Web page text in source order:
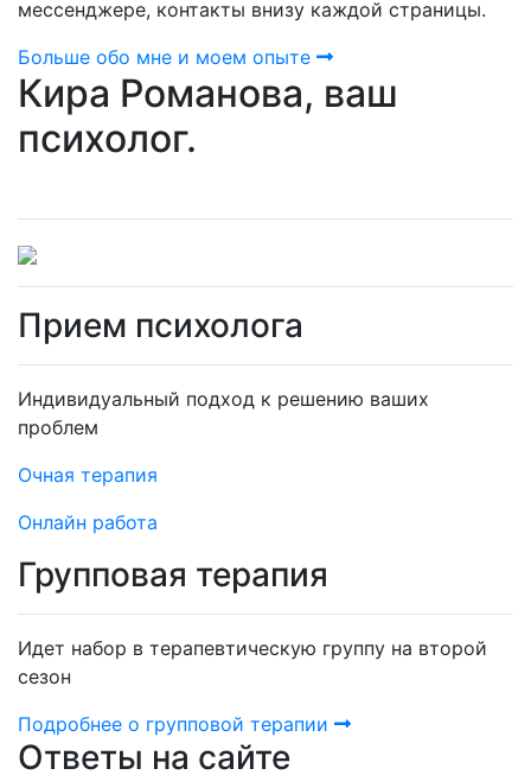
мессенджере, контакты внизу каждой страницы.
Больше обо мне и моем опыте
Кира Романова, ваш
психолог.
Прием психолога
Индивидуальный подход к решению ваших
проблем
Очная терапия
Онлайн работа
Групповая терапия
Идет набор в терапевтическую группу на второй
сезон
Подробнее о групповой терапии
Ответы на сайте